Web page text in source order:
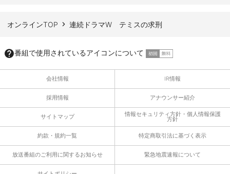
オンラインTOP 連続ドラマW テミスの求刑
番組で使用されているアイコンについて
会社情報 IR情報
採用情報 アナウンサー紹介
サイトマップ 情報セキュリティ方針・個人情報保護
方針
約款・規約一覧 特定商取引法に基づく表示
放送番組のご利用に関するお知らせ 緊急地震速報について